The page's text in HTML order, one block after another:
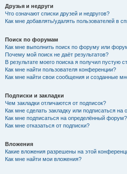
Друзья и недруги
Что означают списки друзей и недругов?
Как мне добавлять/удалять пользователей в
Поиск по форумам
Как мне выполнить поиск по форуму или
Почему мой поиск не даёт результатов?
В результате моего поиска я получил пустую
Как мне найти пользователя конференции?
Как мне найти свои сообщения и созданные
Подписки и закладки
Чем закладки отличаются от подписок?
Как мне сделать закладку или подписаться на
Как мне подписаться на определённый форум?
Как мне отказаться от подписки?
Вложения
Какие вложения разрешены на этой
Как мне найти мои вложения?